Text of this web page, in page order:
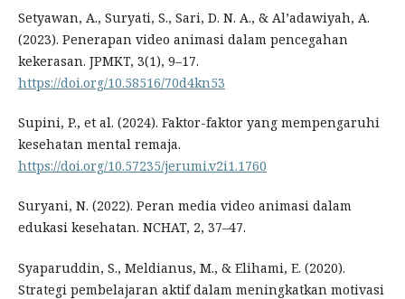
Setyawan, A., Suryati, S., Sari, D. N. A., & Al’adawiyah, A.
(2023). Penerapan video animasi dalam pencegahan
kekerasan. JPMKT, 3(1), 9–17.
https://doi.org/10.58516/70d4kn53
Supini, P., et al. (2024). Faktor-faktor yang mempengaruhi
kesehatan mental remaja.
https://doi.org/10.57235/jerumi.v2i1.1760
Suryani, N. (2022). Peran media video animasi dalam
edukasi kesehatan. NCHAT, 2, 37–47.
Syaparuddin, S., Meldianus, M., & Elihami, E. (2020).
Strategi pembelajaran aktif dalam meningkatkan motivasi